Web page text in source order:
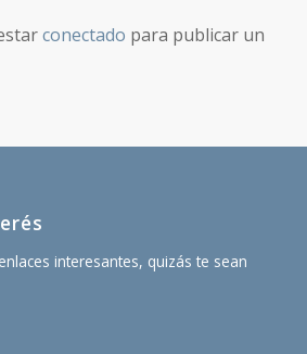
conectado para publicar un
interesantes, quizás te sean